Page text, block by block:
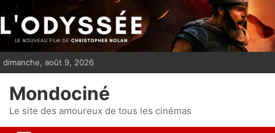
i
p
t
n
dimanche, août 9, 2026
Mondociné
Le site des amoureux de tous les cinémas